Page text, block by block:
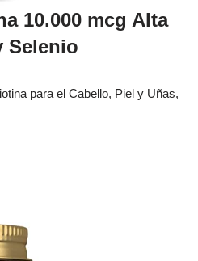
10.000 mcg Alta
Selenio
para el Cabello, Piel y Uñas,